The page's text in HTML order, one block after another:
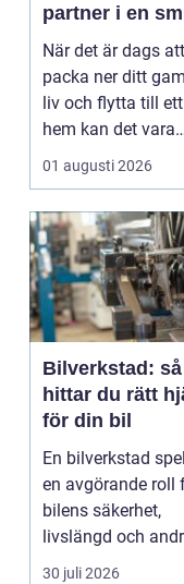
partner i en
flytt
När det är dags att
packa ner ditt
liv och flytta till
hem kan det vara
&ou...
01 augusti 2026
Bilverkstad: så
hittar du rätt
för din bil
En bilverkstad
en avgörande roll
bilens säkerhet,
livslängd och
30 juli 2026